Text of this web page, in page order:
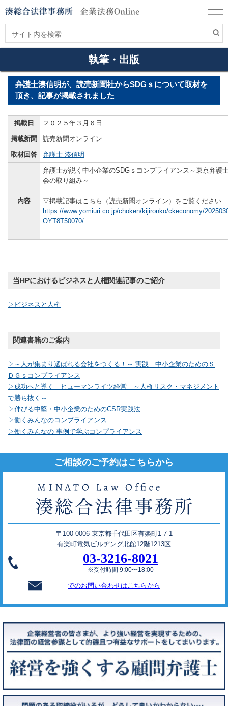
執筆・出版
弁護士湊信明が、読売新聞社からSDGｓについて取材を
頂き、記事が掲載されました
掲載日 ２０２５年３月６日
掲載新聞 読売新聞オンライン
取材回答 弁護士 湊信明
内容
弁護士が説く中小企業のSDGｓコンプライアンス～東京弁護
会の取り組み～
▽掲載記事はこちら（読売新聞オンライン）をご覧ください
https://www.yomiuri.co.jp/choken/kijironko/ckeconomy/
OYT8T50070/
当HPにおけるビジネスと人権関連記事のご紹介
▷ビジネスと人権
関連書籍のご案内
▷～人が集まり選ばれる会社をつくる！～ 実践 中小企業のためのＳ
ＤＧｓコンプライアンス
▷成功へと導く ヒューマンライツ経営 ～人権リスク・マネジメント
で勝ち抜く～
▷伸びる中堅・中小企業のためのCSR実践法
▷働くみんなのコンプライアンス
▷働くみんなの 事例で学ぶコンプライアンス
ご相談のご予約はこちらから
〒100-0006 東京都千代田区有楽町1-7-1
有楽町電気ビルヂング北館12階1213区
03-3216-8021
※受付時間 9:00〜18:00
でのお問い合わせはこちらから